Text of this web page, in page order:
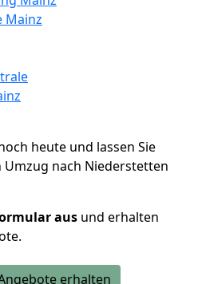
Mainz
heute und lassen Sie
nach Niederstetten
aus und erhalten
erhalten